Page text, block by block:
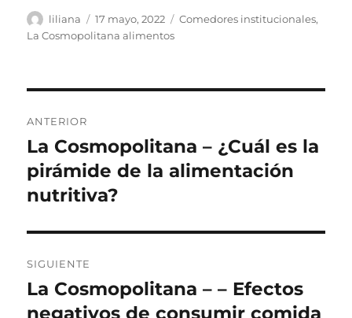
Autor
liliana
Publicado
el
17 mayo, 2022 Categorías
Comedores institucionales,
La Cosmopolitana alimentos
de
entradas
ANTERIOR
Entrada
anterior:
La Cosmopolitana – ¿Cuál es la
pirámide de la alimentación
nutritiva?
SIGUIENTE
Siguiente
entrada:
La Cosmopolitana – – Efectos
negativos de consumir comida